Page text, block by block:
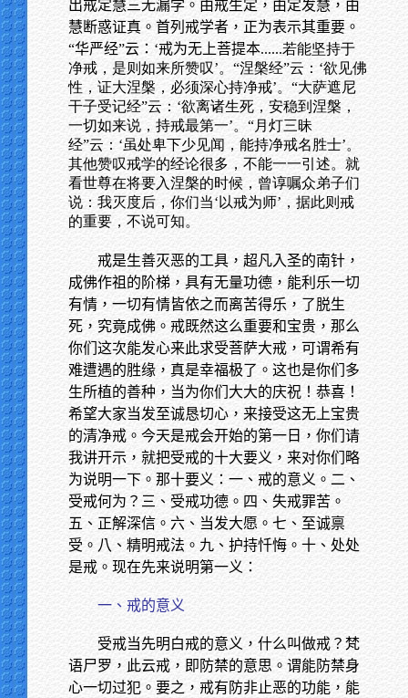
出戒定慧三无漏学。由戒生定，由定发慧，由
慧断惑证真。首列戒学者，正为表示其重要。
“华严经”云：‘戒为无上菩提本......若能坚持于
净戒，是则如来所赞叹’。“涅槃经”云：‘欲见佛
性，证大涅槃，必须深心持净戒’。“大萨遮尼
干子受记经”云：‘欲离诸生死，安稳到涅槃，
一切如来说，持戒最第一’。“月灯三昧
经”云：‘虽处卑下少见闻，能持净戒名胜士’。
其他赞叹戒学的经论很多，不能一一引述。就
看世尊在将要入涅槃的时候，曾谆嘱众弟子们
说：我灭度后，你们当‘以戒为师’，据此则戒
的重要，不说可知。
戒是生善灭恶的工具，超凡入圣的南针，
成佛作祖的阶梯，具有无量功德，能利乐一切
有情，一切有情皆依之而离苦得乐，了脱生
死，究竟成佛。戒既然这么重要和宝贵，那么
你们这次能发心来此求受菩萨大戒，可谓希有
难遭遇的胜缘，真是幸福极了。这也是你们多
生所植的善种，当为你们大大的庆祝！恭喜！
希望大家当发至诚恳切心，来接受这无上宝贵
的清净戒。今天是戒会开始的第一日，你们请
我讲开示，就把受戒的十大要义，来对你们略
为说明一下。那十要义：一、戒的意义。二、
受戒何为？三、受戒功德。四、失戒罪苦。
五、正解深信。六、当发大愿。七、至诚禀
受。八、精明戒法。九、护持忏悔。十、处处
是戒。现在先来说明第一义：
一、戒的意义
受戒当先明白戒的意义，什么叫做戒？梵
语尸罗，此云戒，即防禁的意思。谓能防禁身
心一切过犯。要之，戒有防非止恶的功能，能